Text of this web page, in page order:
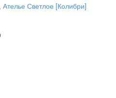
Светлое [Колибри]